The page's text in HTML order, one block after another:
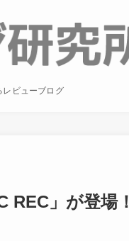
レビューブログ
REC」が登場！